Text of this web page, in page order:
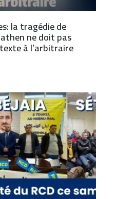
la tragédie de
ne doit pas
à l’arbitraire